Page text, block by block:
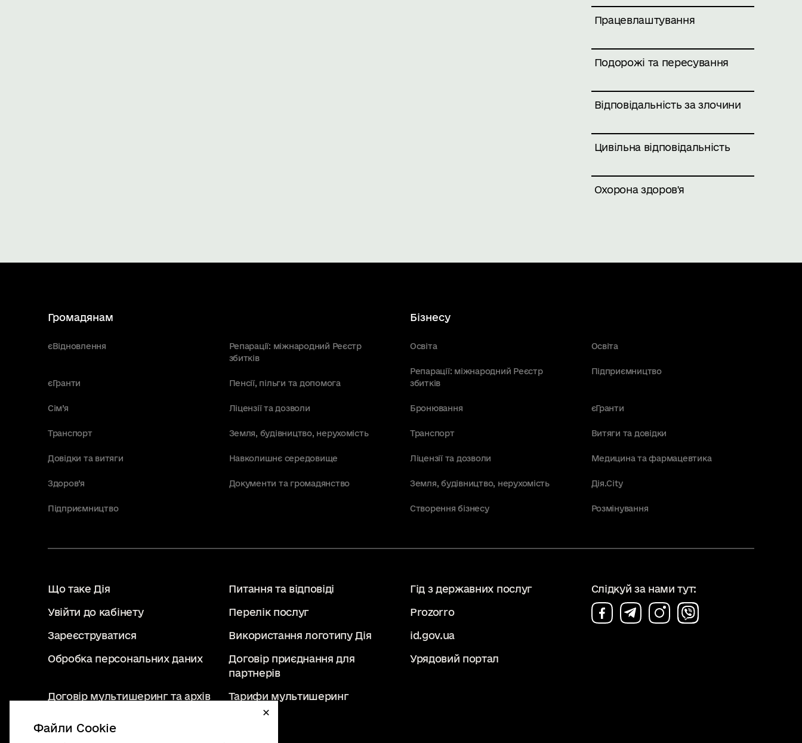
Файли Cookie
Працевлаштування
Подорожі та пересування
Відповідальність за злочини
Цивільна відповідальність
Охорона здоров'я
Громадянам
єВідновлення
Репарації: міжнародний Реєстр
збитків
єГранти Пенсії, пільги та допомога
Сім’я Ліцензії та дозволи
Транспорт Земля, будівництво, нерухомість
Довідки та витяги Навколишнє середовище
Здоров’я Документи та громадянство
Підприємництво
Бізнесу
Освіта Освіта
Репарації: міжнародний Реєстр
збитків
Підприємництво
Бронювання єГранти
Транспорт Витяги та довідки
Ліцензії та дозволи Медицина та фармацевтика
Земля, будівництво, нерухомість Дія.City
Створення бізнесу Розмінування
Що таке Дія Питання та відповіді Гід з державних послуг
Увійти до кабінету Перелік послуг Prozorro
Зареєструватися Використання логотипу Дія id.gov.ua
Обробка персональних даних
Договір приєднання для
партнерів
Урядовий портал
Договір мультишеринг та архів Тарифи мультишеринг
Слідкуй за нами тут: